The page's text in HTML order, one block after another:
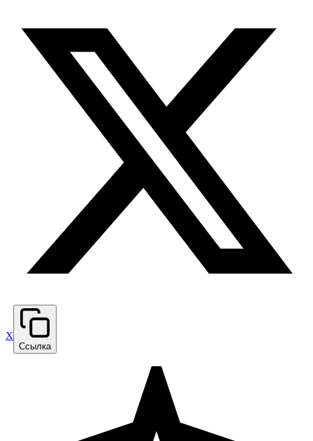
X
Ссылка